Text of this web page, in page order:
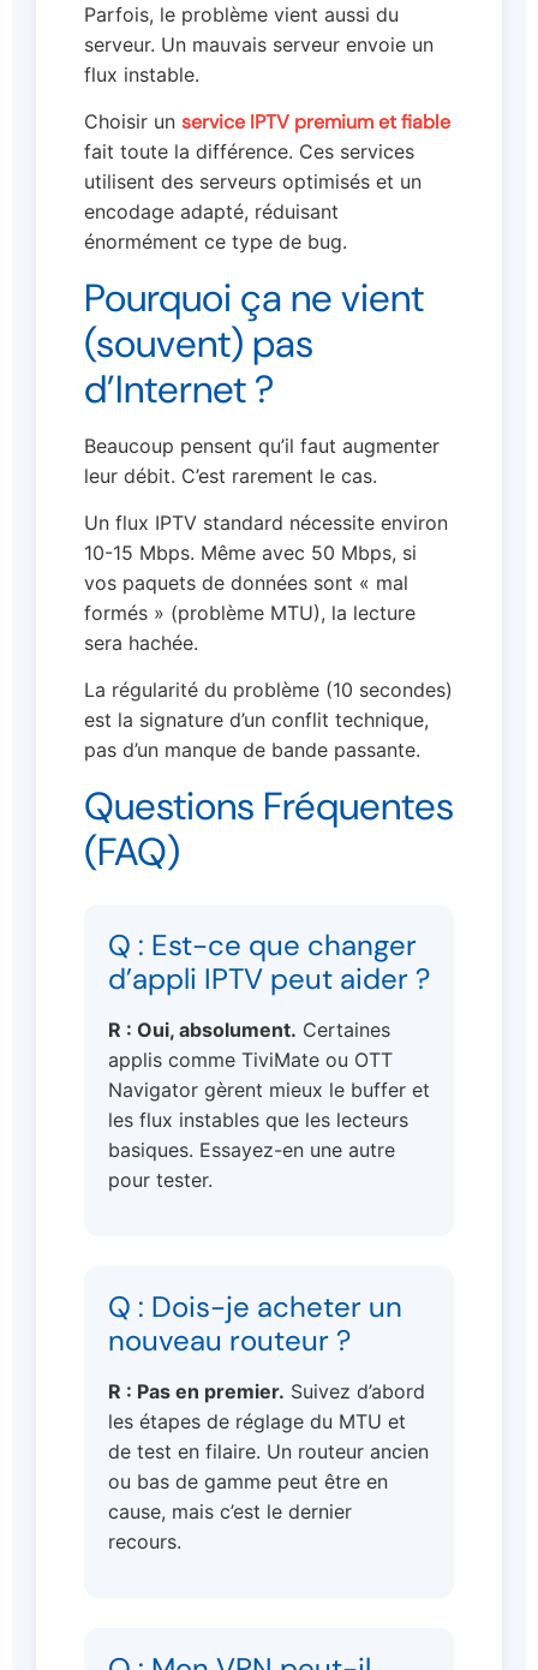
Parfois, le problème vient aussi du
serveur. Un mauvais serveur envoie un
flux instable.
Choisir un service IPTV premium et fiable
fait toute la différence. Ces services
utilisent des serveurs optimisés et un
encodage adapté, réduisant
énormément ce type de bug.
Pourquoi ça ne vient
(souvent) pas
d’Internet ?
Beaucoup pensent qu’il faut augmenter
leur débit. C’est rarement le cas.
Un flux IPTV standard nécessite environ
10-15 Mbps. Même avec 50 Mbps, si
vos paquets de données sont « mal
formés » (problème MTU), la lecture
sera hachée.
La régularité du problème (10 secondes)
est la signature d’un conflit technique,
pas d’un manque de bande passante.
Questions Fréquentes
(FAQ)
Q : Est-ce que changer
d’appli IPTV peut aider ?
R : Oui, absolument. Certaines
applis comme TiviMate ou OTT
Navigator gèrent mieux le buffer et
les flux instables que les lecteurs
basiques. Essayez-en une autre
pour tester.
Q : Dois-je acheter un
nouveau routeur ?
R : Pas en premier. Suivez d’abord
les étapes de réglage du MTU et
de test en filaire. Un routeur ancien
ou bas de gamme peut être en
cause, mais c’est le dernier
recours.